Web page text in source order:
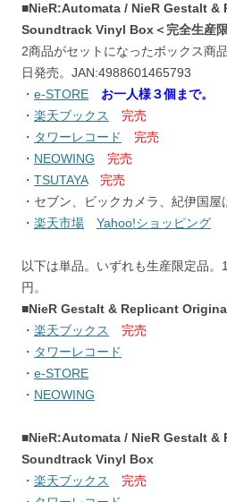
■NieR:Automata / NieR Gestalt &
Soundtrack Vinyl Box＜完全生産
2商品がセットになったボックス商
日発売。JAN:4988601465793
・ e-STORE
お一人様３個まで。
・ 楽天ブックス
完売
・ タワーレコード
完売
・ NEOWING
完売
・ TSUTAYA
完売
・セブン、ビックカメラ、紀伊国屋
・ 楽天市場 Yahoo!ショッピング
以下は単品。いずれも生産限定品
円。
■NieR Gestalt & Replicant
・ 楽天ブックス
完売
・ タワーレコード
・ e-STORE
・ NEOWING
■NieR:Automata / NieR Gestalt &
Soundtrack Vinyl Box
・ 楽天ブックス
完売